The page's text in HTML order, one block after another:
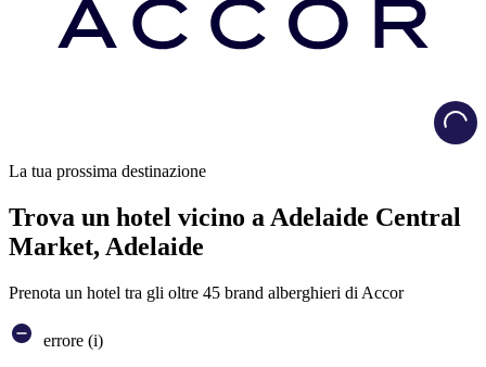
La tua prossima destinazione
Trova un hotel vicino a Adelaide Central
Market, Adelaide
Prenota un hotel tra gli oltre 45 brand alberghieri di Accor
errore (i)